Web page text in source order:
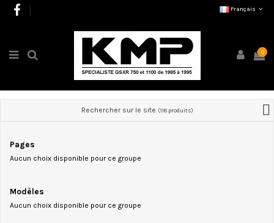
Français
0
Rechercher sur le site (118 produits)
Pages
Aucun choix disponible pour ce groupe
Modèles
Aucun choix disponible pour ce groupe